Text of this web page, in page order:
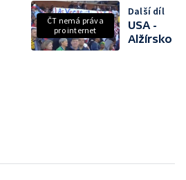
ČT nemá práva
pro internet
Další díl
USA -
Alžírsko